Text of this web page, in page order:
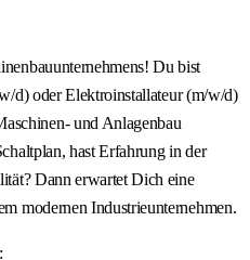
Du bist
d) oder Elektroinstallateur (m/w/d)
und Anlagenbau
hast Erfahrung in der
Dann erwartet Dich eine
modernen Industrieunternehmen.